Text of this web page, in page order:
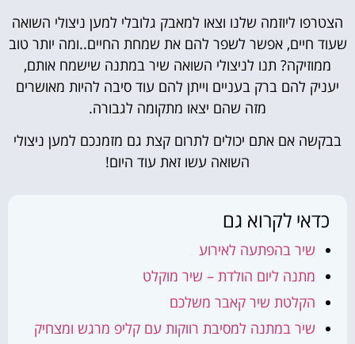
הצטרפו ליוזמה שלנו וצאו למאבק גלובלי למען ניצולי השואה
שעוד חיים, אפשר לשפר להם את שמחת החיים..ומה יותר טוב
ממוזיקה? תנו לניצולי השואה שיר במתנה שישמח אותם,
יעניק להם ברק בעניים וייתן להם עוד סיבה להיות מאושרים
מזה שהם יצאו מתקומה לגבורה.
בבקשה אם אתם יכולים לתרום קצת גם מזמנכם למען ניצולי
השואה עשו זאת עוד היום!
כדאי לקרוא גם
שיר בהפתעה לאירוע
מתנה ליום הולדת – שיר מוקלט
הקלטת שיר קאבר משלכם
שיר במתנה למסיבת רווקות עם קליפ מרגש ומצחיק